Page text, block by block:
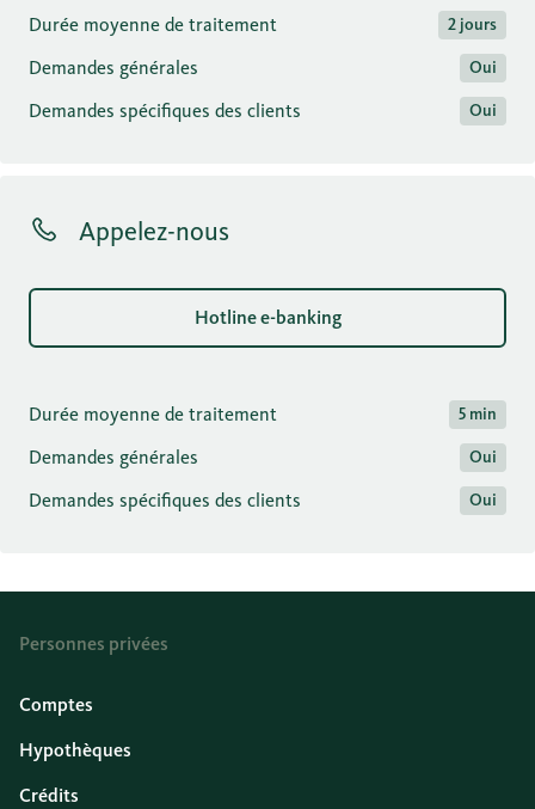
Durée moyenne de traitement 2 jours
Demandes générales Oui
Demandes spécifiques des clients Oui
Appelez-nous
Hotline e-banking
Durée moyenne de traitement 5 min
Demandes générales Oui
Demandes spécifiques des clients Oui
Personnes privées
Comptes
Hypothèques
Crédits